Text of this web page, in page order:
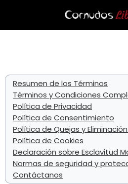
Resumen de los Términos
Términos y Condiciones
Política de Privacidad
Política de Consentimiento
Política de Quejas y
Política de Cookies
Declaración sobre Esclavitud
Normas de seguridad y
Contáctanos